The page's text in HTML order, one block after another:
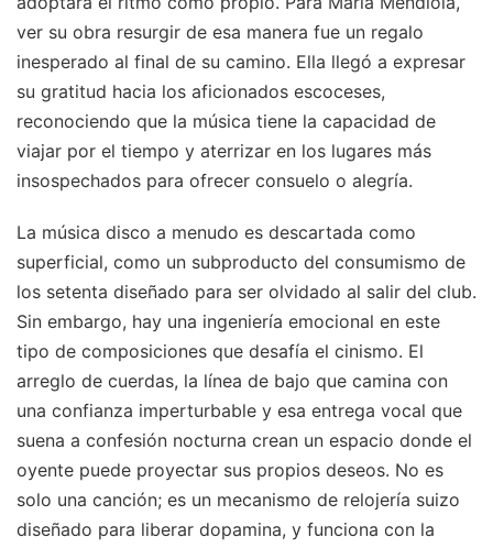
ver su obra resurgir de esa manera fue un regalo
inesperado al final de su camino. Ella llegó a expresar
su gratitud hacia los aficionados escoceses,
reconociendo que la música tiene la capacidad de
viajar por el tiempo y aterrizar en los lugares más
insospechados para ofrecer consuelo o alegría.
La música disco a menudo es descartada como
superficial, como un subproducto del consumismo de
los setenta diseñado para ser olvidado al salir del club.
Sin embargo, hay una ingeniería emocional en este
tipo de composiciones que desafía el cinismo. El
arreglo de cuerdas, la línea de bajo que camina con
una confianza imperturbable y esa entrega vocal que
suena a confesión nocturna crean un espacio donde el
oyente puede proyectar sus propios deseos. No es
solo una canción; es un mecanismo de relojería suizo
diseñado para liberar dopamina, y funciona con la